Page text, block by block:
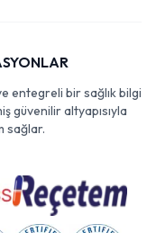
entegreli bir sağlık bilgi
güvenilir altyapısıyla
sağlar.